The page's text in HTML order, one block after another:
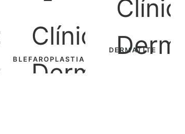
BLEFAROPLASTIA
DERMATITE